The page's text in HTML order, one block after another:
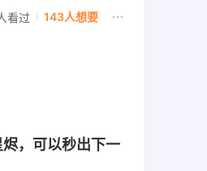
看过 143人想要
，可以秒出下一